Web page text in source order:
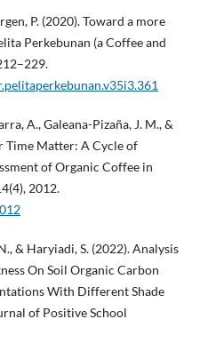
P. (2020). Toward a more
Perkebunan (a Coffee and
A., Galeana-Pizaña, J. M., &
Time Matter: A Cycle of
of Organic Coffee in
2012.
& Haryiadi, S. (2022). Analysis
On Soil Organic Carbon
With Different Shade
of Positive School